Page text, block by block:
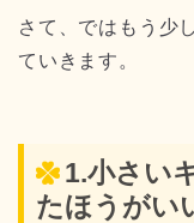
さて、ではもう少
ていきます。
1.小さい
たほうがい